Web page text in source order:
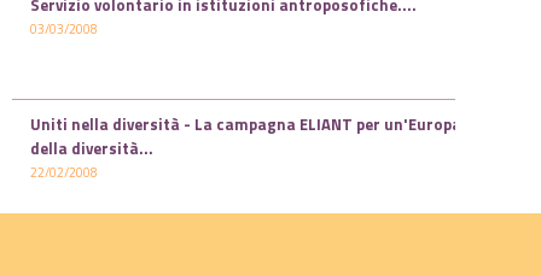
Servizio volontario in istituzioni antroposofiche....
03/03/2008
Uniti nella diversità - La campagna ELIANT per un'Europa
della diversità...
22/02/2008